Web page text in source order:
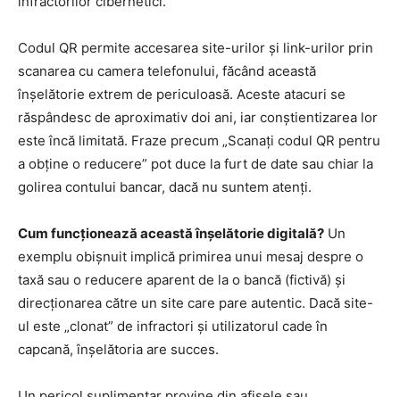
Codul QR permite accesarea site-urilor și link-urilor prin
scanarea cu camera telefonului, făcând această
înșelătorie extrem de periculoasă. Aceste atacuri se
răspândesc de aproximativ doi ani, iar conștientizarea lor
este încă limitată. Fraze precum „Scanați codul QR pentru
a obține o reducere” pot duce la furt de date sau chiar la
golirea contului bancar, dacă nu suntem atenți.
Cum funcționează această înșelătorie digitală? Un
exemplu obișnuit implică primirea unui mesaj despre o
taxă sau o reducere aparent de la o bancă (fictivă) și
direcționarea către un site care pare autentic. Dacă site-
ul este „clonat” de infractori și utilizatorul cade în
capcană, înșelătoria are succes.